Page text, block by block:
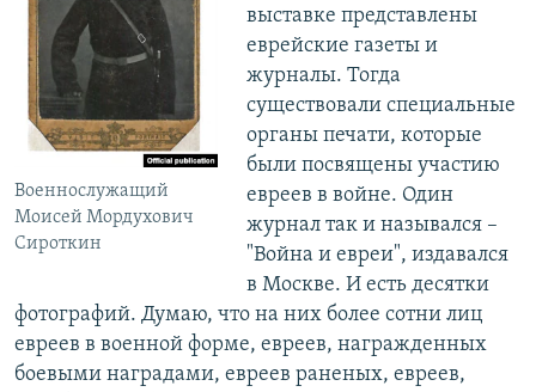
Военнослужащий
Моисей Мордухович
Сироткин
выставке представлены
еврейские газеты и
журналы. Тогда
существовали специальные
органы печати, которые
были посвящены участию
евреев в войне. Один
журнал так и назывался –
"Война и евреи", издавался
в Москве. И есть десятки
фотографий. Думаю, что на них более сотни лиц
евреев в военной форме, евреев, награжденных
боевыми наградами, евреев раненых, евреев,